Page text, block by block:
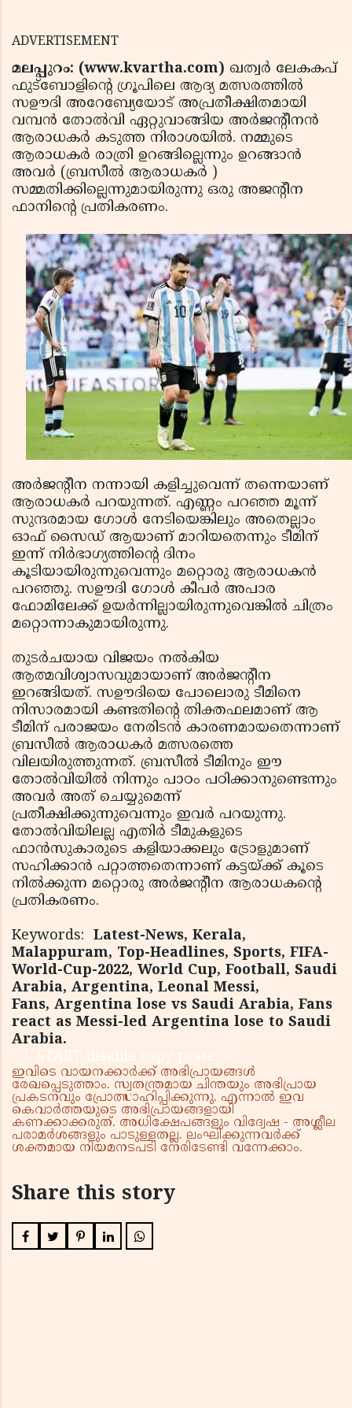
ADVERTISEMENT
മലപ്പുറം: (www.kvartha.com) ഖത്വര്‍ ലേകകപ്
ഫുട്‌ബോളിന്റെ ഗ്രൂപിലെ ആദ്യ മത്സരത്തില്‍
സഊദി അറേബ്യേയോട് അപ്രതീക്ഷിതമായി
വമ്പന്‍ തോല്‍വി ഏറ്റുവാങ്ങിയ അര്‍ജന്റീനന്‍
ആരാധകര്‍ കടുത്ത നിരാശയില്‍. നമ്മുടെ
ആരാധകര്‍ രാത്രി ഉറങ്ങില്ലെന്നും ഉറങ്ങാന്‍
അവര്‍ (ബ്രസീല്‍ ആരാധകര്‍ )
സമ്മതിക്കില്ലെന്നുമായിരുന്നു ഒരു അജന്റീന
ഫാനിന്റെ പ്രതികരണം.
അര്‍ജന്റീന നന്നായി കളിച്ചുവെന്ന് തന്നെയാണ്
ആരാധകര്‍ പറയുന്നത്. എണ്ണം പറഞ്ഞ മൂന്ന്
സുന്ദരമായ ഗോള്‍ നേടിയെങ്കിലും അതെല്ലാം
ഓഫ് സൈഡ് ആയാണ് മാറിയതെന്നും ടീമിന്
ഇന്ന് നിര്‍ഭാഗ്യത്തിന്റെ ദിനം
കൂടിയായിരുന്നുവെന്നും മറ്റൊരു ആരാധകന്‍
പറഞ്ഞു. സഊദി ഗോള്‍ കീപര്‍ അപാര
ഫോമിലേക്ക് ഉയര്‍ന്നില്ലായിരുന്നുവെങ്കില്‍ ചിത്രം
മറ്റൊന്നാകുമായിരുന്നു.
തുടര്‍ചയായ വിജയം നല്‍കിയ
ആത്മവിശ്വാസവുമായാണ് അര്‍ജന്റീന
ഇറങ്ങിയത്. സഊദിയെ പോലൊരു ടീമിനെ
നിസാരമായി കണ്ടതിന്റെ തിക്തഫലമാണ് ആ
ടീമിന് പരാജയം നേരിടന്‍ കാരണമായതെന്നാണ്
ബ്രസീല്‍ ആരാധകര്‍ മത്സരത്തെ
വിലയിരുത്തുന്നത്. ബ്രസീല്‍ ടീമിനും ഈ
തോല്‍വിയില്‍ നിന്നും പാഠം പഠിക്കാനുണ്ടെന്നും
അവര്‍ അത് ചെയ്യുമെന്ന്
പ്രതീക്ഷിക്കുന്നുവെന്നും ഇവര്‍ പറയുന്നു.
തോല്‍വിയിലല്ല എതിര്‍ ടീമുകളുടെ
ഫാന്‍സുകാരുടെ കളിയാക്കലും ട്രോളുമാണ്
സഹിക്കാന്‍ പറ്റാത്തതെന്നാണ് കട്ടയ്ക്ക് കൂടെ
നില്‍ക്കുന്ന മറ്റൊരു അര്‍ജന്റീന ആരാധകന്റെ
പ്രതികരണം.
Keywords: Latest-News, Kerala,
Malappuram, Top-Headlines, Sports, FIFA-
World-Cup-2022, World Cup, Football, Saudi
Arabia, Argentina, Leonal Messi,
Fans, Argentina lose vs Saudi Arabia, Fans
react as Messi-led Argentina lose to Saudi
Arabia.
< !- START disable copy paste -->
ഇവിടെ വായനക്കാർക്ക് അഭിപ്രായങ്ങൾ
രേഖപ്പെടുത്താം. സ്വതന്ത്രമായ ചിന്തയും അഭിപ്രായ
പ്രകടനവും പ്രോത്സാഹിപ്പിക്കുന്നു. എന്നാൽ ഇവ
കെവാർത്തയുടെ അഭിപ്രായങ്ങളായി
കണക്കാക്കരുത്. അധിക്ഷേപങ്ങളും വിദ്വേഷ - അശ്ലീല
പരാമർശങ്ങളും പാടുള്ളതല്ല. ലംഘിക്കുന്നവർക്ക്
ശക്തമായ നിയമനടപടി നേരിടേണ്ടി വന്നേക്കാം.
Share this story